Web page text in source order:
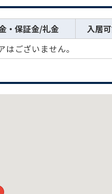
・保証金/礼金 入居
ございません。